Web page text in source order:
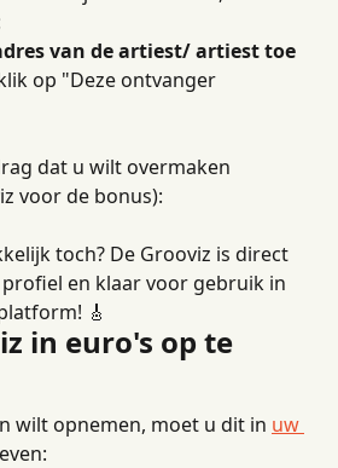
van de artiest/ artiest toe
op "Deze ontvanger
dat u wilt overmaken
voor de bonus):
toch? De Grooviz is direct
en klaar voor gebruik in
🎸
in euro's op te
wilt opnemen, moet u dit in uw